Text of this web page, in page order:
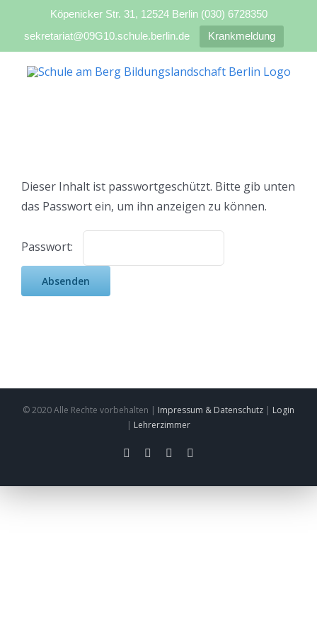
Köpenicker Str. 31, 12524 Berlin (030) 6728350
sekretariat@09G10.schule.berlin.de
Krankmeldung
Inhalt
Dieser Inhalt ist passwortgeschützt. Bitte gib unten
das Passwort ein, um ihn anzeigen zu können.
Passwort:
© 2020 Alle Rechte vorbehalten | Impressum & Datenschutz | Login
| Lehrerzimmer
facebook
twitter instagram